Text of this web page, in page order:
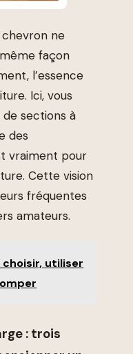
ne
façon
l’essence
Ici, vous
de sections à
des
vraiment pour
Cette vision
fréquentes
amateurs.
choisir, utiliser
: trois